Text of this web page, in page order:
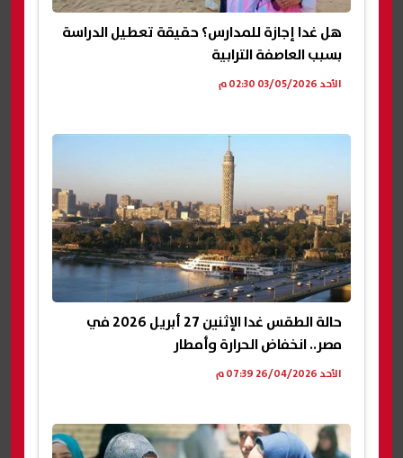
هل غدا إجازة للمدارس؟ حقيقة تعطيل الدراسة
بسبب العاصفة الترابية
الأحد 03/05/2026 02:30 م
حالة الطقس غدا الإثنين 27 أبريل 2026 في
مصر.. انخفاض الحرارة وأمطار
الأحد 26/04/2026 07:39 م